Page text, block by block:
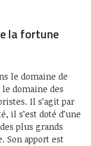
la fortune
le domaine de
le domaine des
Il s’agit par
il s’est doté d’une
plus grands
Son apport est